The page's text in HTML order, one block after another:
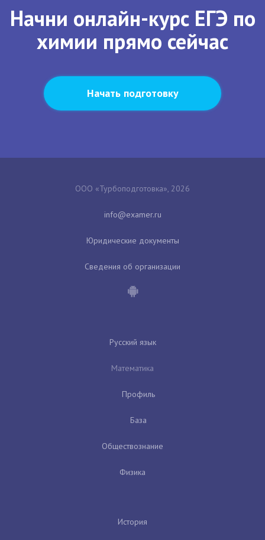
Начни онлайн-курс ЕГЭ по
химии прямо сейчас
Начать подготовку
ООО «Турбоподготовка», 2026
Юридические документы
Сведения об организации
Русский язык
Математика
Профиль
База
Обществознание
Физика
История